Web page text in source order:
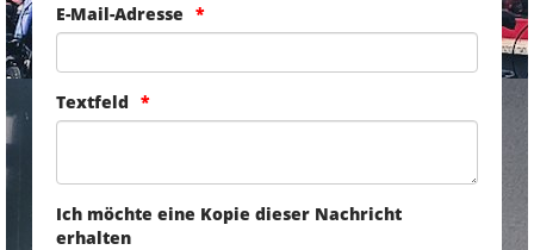
E-Mail-Adresse
Textfeld
Ich möchte eine Kopie dieser Nachricht
erhalten